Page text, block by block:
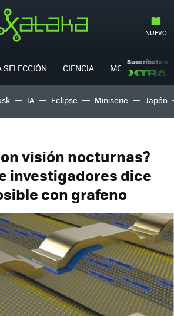
NUEVO
SELECCIÓN CIENCIA MOVILIDAD
Suscríbete a
IA Eclipse Miniserie Japón
visión nocturnas?
investigadores dice
con grafeno